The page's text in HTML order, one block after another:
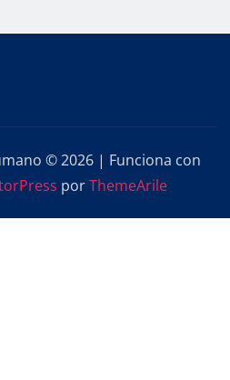
© 2026 | Funciona con
porThemeArile